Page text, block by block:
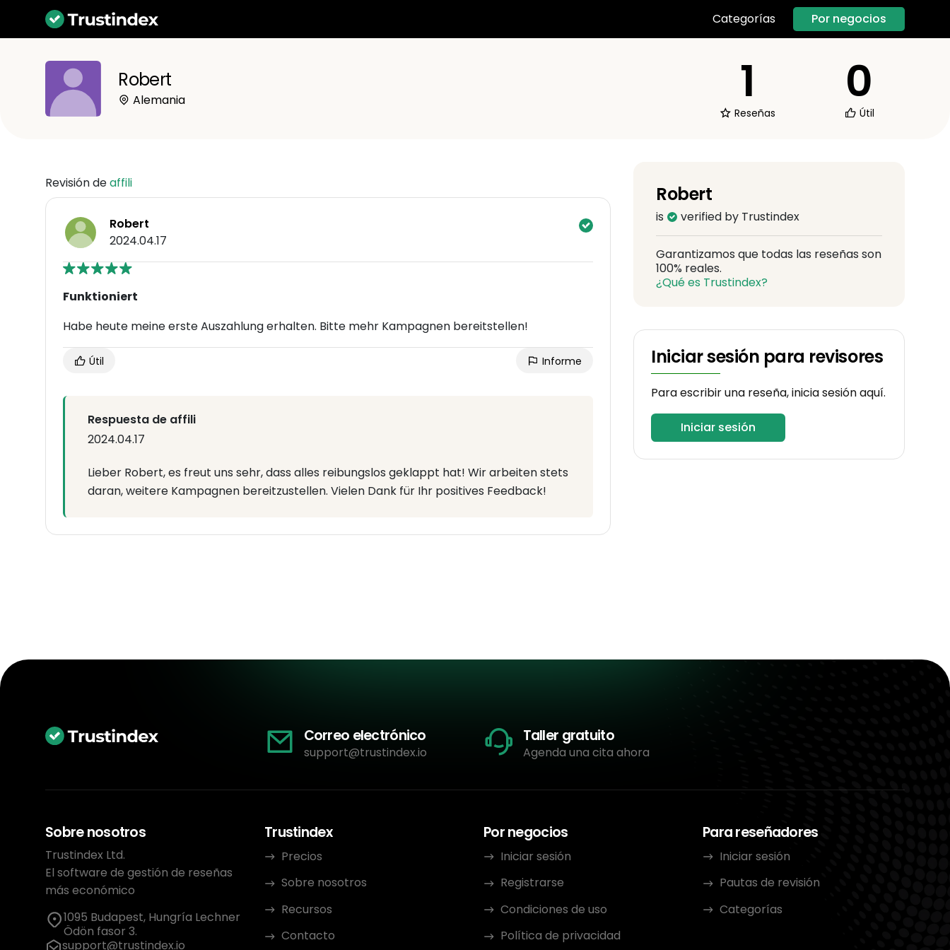
Categorías Por negocios
Robert
Alemania 1
Reseñas
0
Útil
Revisión deaffili
Robert
2024.04.17
Funktioniert
Habe heute meine erste Auszahlung erhalten. Bitte mehr Kampagnen bereitstellen!
Útil Informe
Respuesta de affili
2024.04.17
Lieber Robert, es freut uns sehr, dass alles reibungslos geklappt hat! Wir arbeiten stets
daran, weitere Kampagnen bereitzustellen. Vielen Dank für Ihr positives Feedback!
Robert
is verified by Trustindex
Garantizamos que todas las reseñas son
100% reales.
¿Qué es Trustindex?
Iniciar sesión para revisores
Para escribir una reseña, inicia sesión aquí.
Iniciar sesión
Correo electrónico
support@trustindex.io
Taller gratuito
Agenda una cita ahora
Sobre nosotros
Trustindex Ltd.
El software de gestión de reseñas
más económico
1095 Budapest, Hungría Lechner
Ödön fasor 3.
support@trustindex.io
Trustindex
Precios
Sobre nosotros
Recursos
Contacto
Por negocios
Iniciar sesión
Registrarse
Condiciones de uso
Política de privacidad
Para reseñadores
Iniciar sesión
Pautas de revisión
Categorías